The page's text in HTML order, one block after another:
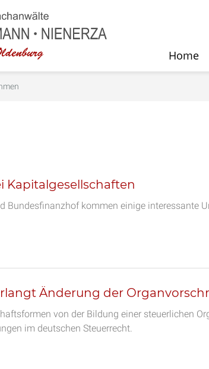
Home
Kapitalgesellschaften
Bundesfinanzhof kommen einige interessante
Änderung der
von der Bildung einer steuerlichen
im deutschen Steuerrecht.